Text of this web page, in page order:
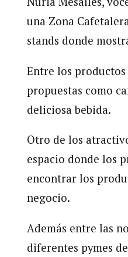
una Zona
stands donde
Entre los
propuestas como
deliciosa bebida.
Otro de los
espacio donde los
encontrar los
negocio.
Además entre las
diferentes pymes